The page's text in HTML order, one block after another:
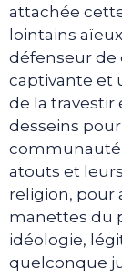
attachée
lointains
défenseur de
captivante et
de la travestir
desseins
atouts et
religion, pour
manettes du
idéologie,
quelconque